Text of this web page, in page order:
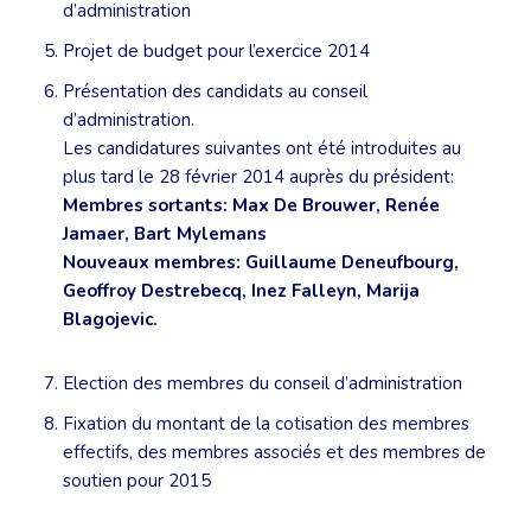
d’administration
Projet de budget pour l’exercice 2014
Présentation des candidats au conseil
d’administration.
Les candidatures suivantes ont été introduites au
plus tard le 28 février 2014 auprès du président:
Membres sortants: Max De Brouwer, Renée
Jamaer, Bart Mylemans
Nouveaux membres: Guillaume Deneufbourg,
Geoffroy Destrebecq, Inez Falleyn, Marija
Blagojevic.
Election des membres du conseil d’administration
Fixation du montant de la cotisation des membres
effectifs, des membres associés et des membres de
soutien pour 2015